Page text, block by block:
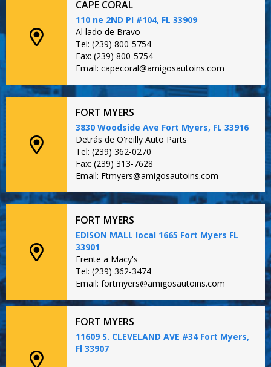
CAPE CORAL
110 ne 2ND PI #104, FL 33909
Al lado de Bravo
Tel: (239) 800-5754
Fax: (239) 800-5754
Email: capecoral@amigosautoins.com
FORT MYERS
3830 Woodside Ave Fort Myers, FL 33916
Detrás de O'reilly Auto Parts
Tel: (239) 362-0270
Fax: (239) 313-7628
Email: Ftmyers@amigosautoins.com
FORT MYERS
EDISON MALL local 1665 Fort Myers FL
33901
Frente a Macy's
Tel: (239) 362-3474
Email: fortmyers@amigosautoins.com
FORT MYERS
11609 S. CLEVELAND AVE #34 Fort Myers,
Fl 33907